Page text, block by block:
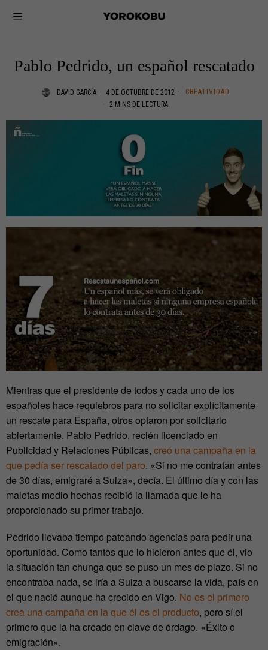
Pablo Pedrido, un español rescatado
DAVID GARCÍA 4 DE OCTUBRE DE 2012
CREATIVIDAD
2 MINS DE LECTURA
Mientras que el presidente de todos y cada uno de los
españoles hace requiebros para no solicitar explícitamente
un rescate para España, otros optaron por solicitarlo
abiertamente. Pablo Pedrido, recién licenciado en
Publicidad y Relaciones Públicas, creó una campaña en la
que pedía ser rescatado del paro. «Si no me contratan antes
de 30 días, emigraré a Suiza», decía. El último día y con las
maletas medio hechas recibió la llamada que le ha
proporcionado su primer trabajo.
Pedrido llevaba tiempo pateando agencias para pedir una
oportunidad. Como tantos que lo hicieron antes que él, vio
la situación tan chunga que se puso un mes de plazo. Si no
encontraba nada, se iría a Suiza a buscarse la vida, país en
el que nació aunque ha crecido en Vigo. No es el primero
crea una campaña en la que él es el producto, pero sí el
primero que la ha creado en clave de órdago. «Éxito o
emigración».